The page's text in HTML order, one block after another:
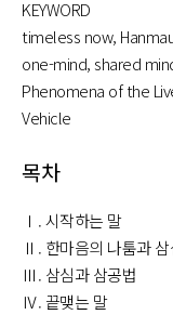
KEYWORD
timeless now,
one-mind, shared
Phenomena of the
Vehicle
목차
Ⅰ. 시작하는 말
Ⅱ. 한마음의 나툼과 삼
Ⅲ. 삼심과 삼공법
Ⅳ. 끝맺는 말